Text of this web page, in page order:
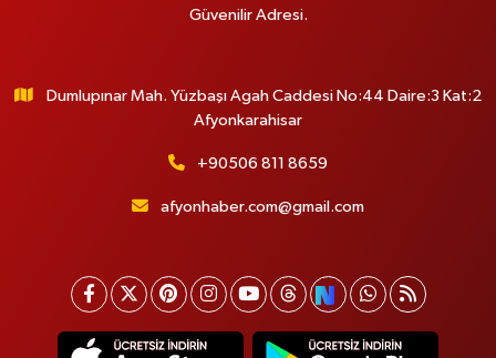
Güvenilir Adresi.
Dumlupınar Mah. Yüzbaşı Agah Caddesi No:44 Daire:3 Kat:2
Afyonkarahisar
+90506 811 8659
afyonhaber.com@gmail.com